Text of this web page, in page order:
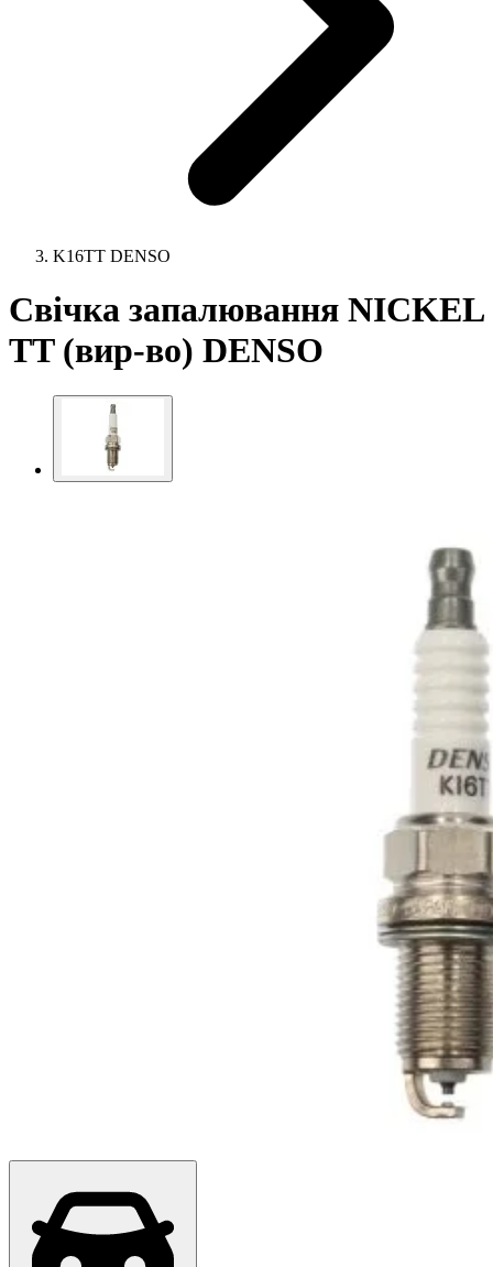
K16TT DENSO
Свічка запалювання NICKEL
TT (вир-во) DENSO